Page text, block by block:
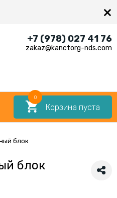
×
+7 (978) 027 41 76
zakaz@kanctorg-nds.com
Корзина пуста
0
блок
блок